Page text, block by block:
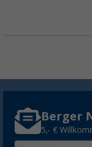
Berger
5,- €